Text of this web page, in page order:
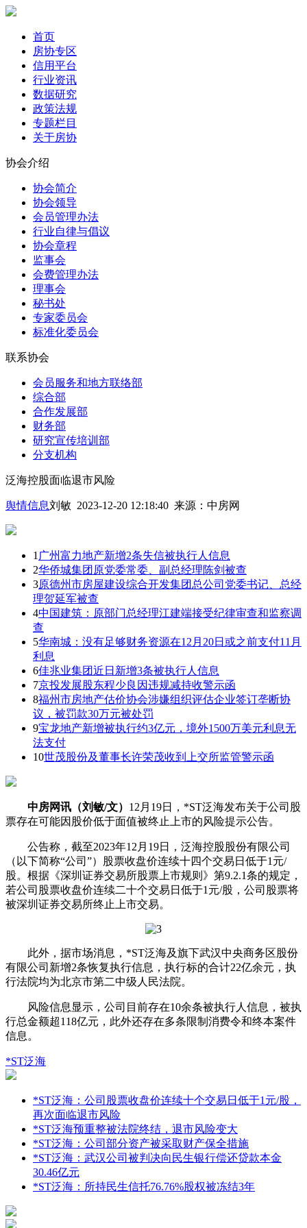
首页
房协专区
信用平台
行业资讯
数据研究
政策法规
专题栏目
关于房协
协会介绍
协会简介
协会领导
会员管理办法
行业自律与倡议
协会章程
监事会
会费管理办法
理事会
秘书处
专家委员会
标准化委员会
联系协会
会员服务和地方联络部
综合部
合作发展部
财务部
研究宣传培训部
分支机构
泛海控股面临退市风险
舆情信息刘敏 2023-12-20 12:18:40 来源： 中房网
1 广州富力地产新增2条失信被执行人信息
2华侨城集团原党委常委、副总经理陈剑被查
3原德州市房屋建设综合开发集团总公司党委书记、总经
理贺延军被查
4中国建筑：原部门总经理江建端接受纪律审查和监察调
查
5华南城：没有足够财务资源在12月20日或之前支付11月
利息
6佳兆业集团近日新增3条被执行人信息
7京投发展股东程少良因违规减持收警示函
8福州市房地产估价协会涉嫌组织评估企业签订垄断协
议，被罚款30万元被处罚
9宝龙地产新增被执行约3亿元，境外1500万美元利息无
法支付
10世茂股份及董事长许荣茂收到上交所监管警示函
中房网讯（刘敏/文） 12月19日，*ST泛海发布关于公司股
票存在可能因股价低于面值被终止上市的风险提示公告。
公告称，截至2023年12月19日，泛海控股股份有限公司
（以下简称“公司”）股票收盘价连续十四个交易日低于1元/
股。根据《深圳证券交易所股票上市规则》第9.2.1条的规定，
若公司股票收盘价连续二十个交易日低于1元/股，公司股票将
被深圳证券交易所终止上市交易。
此外，据市场消息，*ST泛海及旗下武汉中央商务区股份
有限公司新增2条恢复执行信息，执行标的合计22亿余元，执
行法院均为北京市第二中级人民法院。
风险信息显示，公司目前存在10余条被执行人信息，被执
行总金额超118亿元，此外还存在多条限制消费令和终本案件
信息。
*ST泛海
*ST泛海：公司股票收盘价连续十个交易日低于1元/股，
再次面临退市风险
*ST泛海预重整被法院终结，退市风险变大
*ST泛海：公司部分资产被采取财产保全措施
*ST泛海：武汉公司被判决向民生银行偿还贷款本金
30.46亿元
*ST泛海：所持民生信托76.76%股权被冻结3年